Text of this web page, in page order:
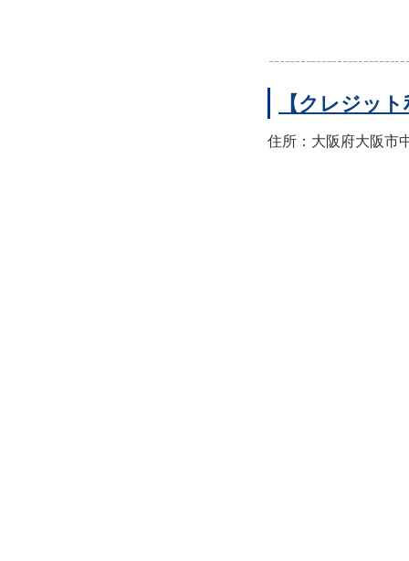
【クレジッ
住所：大阪府大阪市